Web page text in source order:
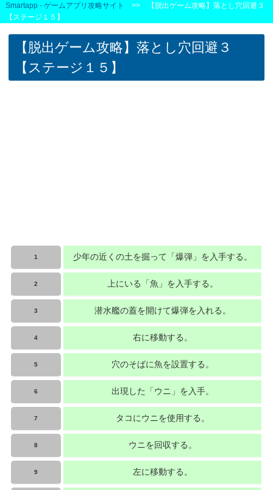
Smartapp - ゲームアプリ攻略サイト
>> 【脱出ゲーム攻略】落とし穴回避３
【ステージ１５】
【脱出ゲーム攻略】落とし穴回避３
【ステージ１５】
1 少年の近くの土を掘って「爆弾」を入手する。
2 上にいる「魚」を入手する。
3 潜水艦の蓋を開けて爆弾を入れる。
4 右に移動する。
5 穴のそばに魚を設置する。
6 出現した「ウニ」を入手。
7 タコにウニを使用する。
8 ウニを回収する。
9 左に移動する。